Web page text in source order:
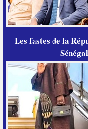
Les fastes de la